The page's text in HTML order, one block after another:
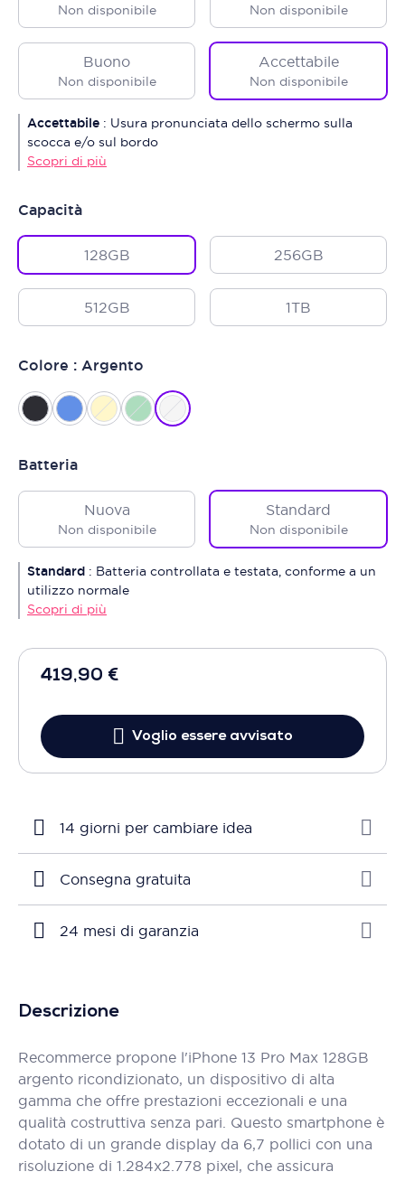
419,90 €
Voglio essere avvisato
Non disponibile Non disponibile
Buono
Non disponibile
Accettabile
Non disponibile
Accettabile : Usura pronunciata dello schermo sulla
scocca e/o sul bordo
Scopri di più
Capacità
128GB 256GB
512GB 1TB
Colore : Argento
Batteria
Nuova
Non disponibile
Standard
Non disponibile
Standard : Batteria controllata e testata, conforme a un
utilizzo normale
Scopri di più
14 giorni per cambiare idea
Consegna gratuita
24 mesi di garanzia
Descrizione
Recommerce propone l'iPhone 13 Pro Max 128GB
argento ricondizionato, un dispositivo di alta
gamma che offre prestazioni eccezionali e una
qualità costruttiva senza pari. Questo smartphone è
dotato di un grande display da 6,7 pollici con una
risoluzione di 1.284x2.778 pixel, che assicura